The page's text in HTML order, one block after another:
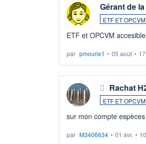
Gérant de
ETF ET OPCVM
ETF et
par pmourie1 • 05 août •
Rachat
ETF ET OPCVM
sur mon compte
par M3406634 • 01 avr. •